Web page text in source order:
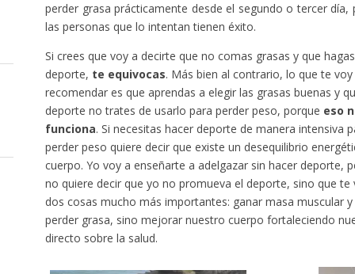
perder grasa prácticamente desde el segundo o tercer
las personas que lo intentan tienen éxito.
Si crees que voy a decirte que no comas grasas y que hagas
deporte, te equivocas. Más bien al contrario, lo que te voy
recomendar es que aprendas a elegir las grasas buenas y
deporte no trates de usarlo para perder peso, porque eso
funciona. Si necesitas hacer deporte de manera intensiva
perder peso quiere decir que existe un desequilibrio
cuerpo. Yo voy a enseñarte a adelgazar sin hacer deporte,
no quiere decir que yo no promueva el deporte, sino que
dos cosas mucho más importantes: ganar masa muscular
perder grasa, sino mejorar nuestro cuerpo fortaleciendo
directo sobre la salud.